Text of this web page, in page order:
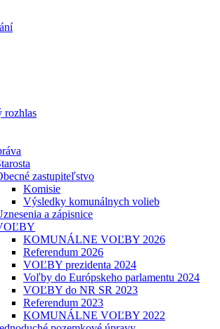
rozhlas
zastupiteľstvo
Komisie
Výsledky komunálnych volieb
a zápisnice
KOMUNÁLNE VOĽBY 2026
Referendum 2026
VOĽBY prezidenta 2024
Voľby do Európskeho parlamentu 2024
VOĽBY do NR SR 2023
Referendum 2023
KOMUNÁLNE VOĽBY 2022